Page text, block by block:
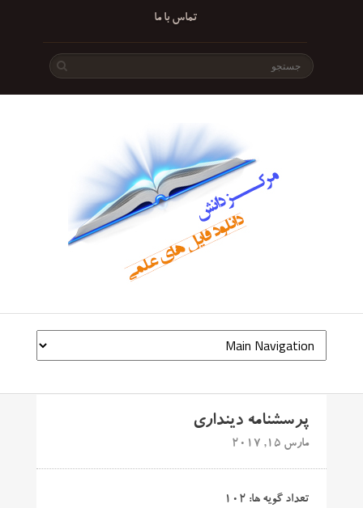
تماس با ما
پرسشنامه دینداری
مارس 15, 2017
تعداد گویه ها: ۱۰۲